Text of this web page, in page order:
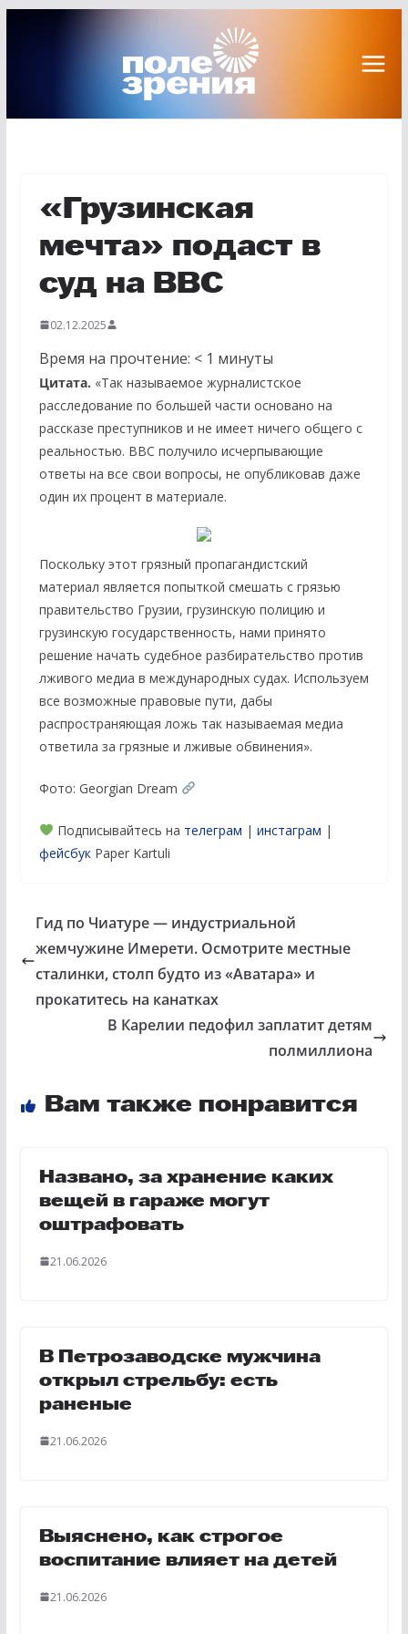
«Грузинская
мечта» подаст в
суд на BBC
02.12.2025
Время на прочтение: < 1 минуты
Цитата. «Так называемое журналистское
расследование по большей части основано на
рассказе преступников и не имеет ничего общего с
реальностью. BBC получило исчерпывающие
ответы на все свои вопросы, не опубликовав даже
один их процент в материале.
Поскольку этот грязный пропагандистский
материал является попыткой смешать с грязью
правительство Грузии, грузинскую полицию и
грузинскую государственность, нами принято
решение начать судебное разбирательство против
лживого медиа в международных судах. Используем
все возможные правовые пути, дабы
распространяющая ложь так называемая медиа
ответила за грязные и лживые обвинения».
Фото: Georgian Dream
Подписывайтесь на телеграм | инстаграм |
фейсбукPaper Kartuli
Гид по Чиатуре — индустриальной
жемчужине Имерети. Осмотрите местные
сталинки, столп будто из «Аватара» и
прокатитесь на канатках
В Карелии педофил заплатит детям
полмиллиона
Вам также понравится
Названо, за хранение каких
вещей в гараже могут
оштрафовать
21.06.2026
В Петрозаводске мужчина
открыл стрельбу: есть
раненые
21.06.2026
Выяснено, как строгое
воспитание влияет на детей
21.06.2026